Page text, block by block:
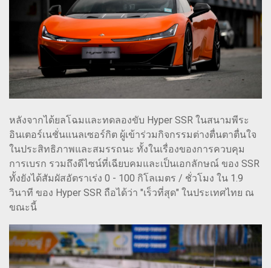
หลังจากได้ยลโฉมและทดลองขับ Hyper SSR ในสนามพีระ
อินเตอร์เนชั่นแนลเซอร์กิต ผู้เข้าร่วมกิจกรรมต่างตื่นตาตื่นใจ
ในประสิทธิภาพและสมรรถนะ ทั้งในเรื่องของการควบคุม
การเบรก รวมถึงดีไซน์ที่เฉียบคมและเป็นเอกลักษณ์ ของ SSR
ทั้งยังได้สัมผัสอัตราเร่ง 0 - 100 กิโลเมตร / ชั่วโมง ใน 1.9
วินาที ของ Hyper SSR ถือได้ว่า "เร็วที่สุด" ในประเทศไทย ณ
ขณะนี้